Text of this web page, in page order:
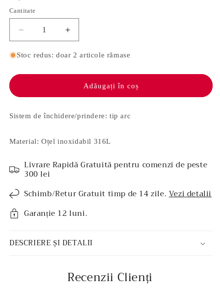
obișnuit
Cantitate
Reduceți
cantitatea
pentru
oțel
-
Creșteți
cantitatea
pentru
oțel
inoxidabil
-
Stoc redus: doar 2 articole rămase
Adăugați în coș
Sistem de închidere/prindere: tip arc
Material: Oțel inoxidabil 316L
Livrare Rapidă Gratuită pentru comenzi de peste
300 lei
Schimb/Retur Gratuit timp de 14 zile.Vezi detalii
Garanție 12 luni.
DESCRIERE ȘI DETALII
Recenzii Clienți